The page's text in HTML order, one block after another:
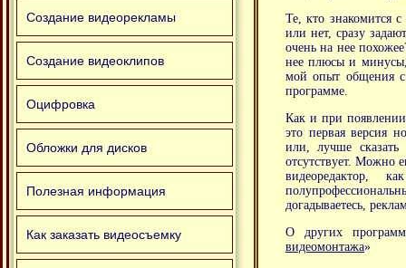
Те, кто знакомится
или нет, сразу
очень на нее
нее плюсы и минусы,
мой опыт общения
программе.
Как и при
это первая версия
или, лучше
отсутствует. Можно
видеоредактор,
догадываетесь,
О других
видеомонтажа»
Создание видеорекламы
Создание видеоклипов
Оцифровка
Обложки для дисков
Полезная информация
Как заказать видеосъемку